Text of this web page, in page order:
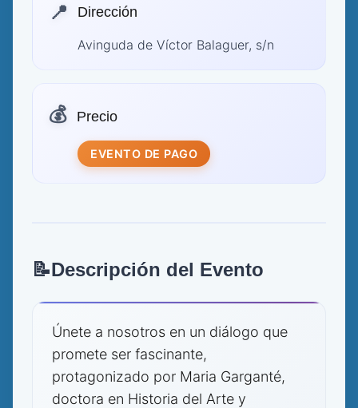
📍 Dirección
Avinguda de Víctor Balaguer, s/n
💰 Precio
EVENTO DE PAGO
📝Descripción del Evento
Únete a nosotros en un diálogo que
promete ser fascinante,
protagonizado por Maria Garganté,
doctora en Historia del Arte y